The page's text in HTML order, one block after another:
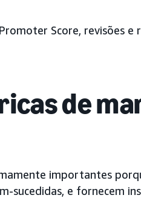
Score, revisões e
de
importantes
sucedidas, e fornecem